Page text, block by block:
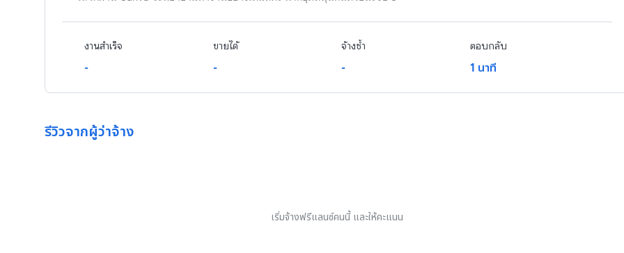
ระยะเวลาในการทำงาน 30 วัน
💰 ราคาเริ่มต้น 1,500 บาท
ลงเล่น Abyss / โรงละคร / ศึกเดือดแดนเร้นลับ(เท่าที่ไหว)
งานสำเร็จ
-
ขายได้
-
จ้างซ้ำ
-
ตอบกลับ
1 นาที
รีวิวจากผู้ว่าจ้าง
เริ่มจ้างฟรีแลนซ์คนนี้ และให้คะแนน